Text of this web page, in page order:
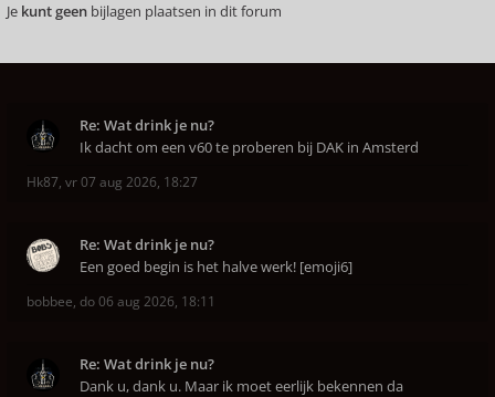
Je kunt geen bijlagen plaatsen in dit forum
Re: Wat drink je nu?
Ik dacht om een v60 te proberen bij DAK in Amsterd
Hk87, vr 07 aug 2026, 18:27
Re: Wat drink je nu?
Een goed begin is het halve werk! [emoji6]
bobbee, do 06 aug 2026, 18:11
Re: Wat drink je nu?
Dank u, dank u. Maar ik moet eerlijk bekennen da